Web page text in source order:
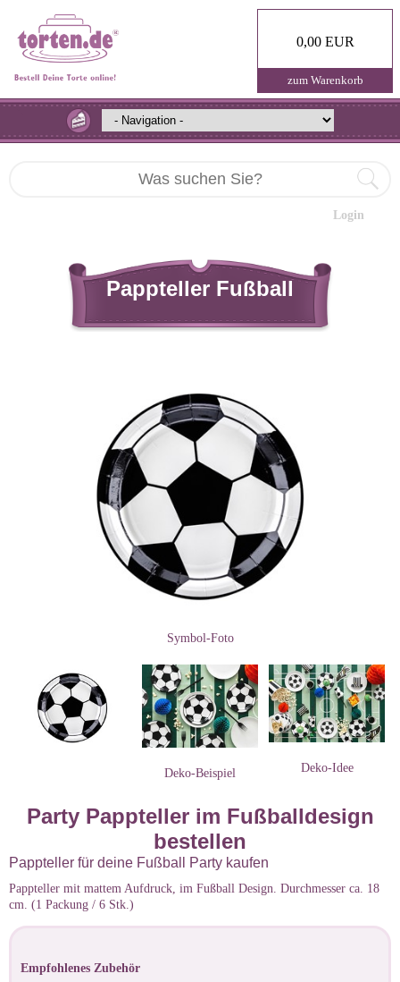
0,00 EUR
zum Warenkorb
Login
Pappteller Fußball
Symbol-Foto
Deko-Beispiel Deko-Idee
Party Pappteller im Fußballdesign
bestellen
Pappteller für deine Fußball Party kaufen
Pappteller mit mattem Aufdruck, im Fußball Design. Durchmesser ca. 18
cm. (1 Packung / 6 Stk.)
Empfohlenes Zubehör